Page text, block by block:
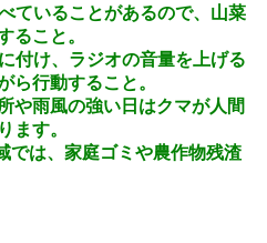
ていることがあるので、山菜
ること。
付け、ラジオの音量を上げる
ら行動すること。
雨風の強い日はクマが人間
ます。
では、家庭ゴミや農作物残渣